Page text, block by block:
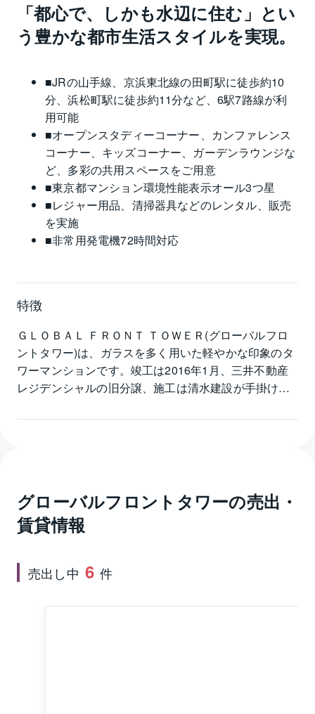
「都心で、しかも水辺に住む」とい
う豊かな都市生活スタイルを実現。
■JRの山手線、京浜東北線の田町駅に徒歩約10
分、浜松町駅に徒歩約11分など、6駅7路線が利
用可能
■オープンスタディーコーナー、カンファレンス
コーナー、キッズコーナー、ガーデンラウンジな
ど、多彩の共用スペースをご用意
■東京都マンション環境性能表示オール3つ星
■レジャー用品、清掃器具などのレンタル、販売
を実施
■非常用発電機72時間対応
特徴
ＧＬＯＢＡＬ ＦＲＯＮＴ ＴＯＷＥＲ(グローバルフロ
ントタワー)は、ガラスを多く用いた軽やかな印象のタ
ワーマンションです。竣工は2016年1月、三井不動産
レジデンシャルの旧分譲、施工は清水建設が手掛けま
し、両隣には自動車のディーラーがあります。建物内
す。ＧＬＯＢＡＬ ＦＲＯＮＴ ＴＯＷＥＲ(グローバル
フロントタワー)の分譲時の間取りは1LDK～3LDK、広
さは40㎡台前半～120㎡台前半が中心、住戸は吹き抜
なりがちな玄関前にアルコーブを設けることにより、
各戸の独立性を大切にしています。食器洗浄乾燥機、
グローバルフロントタワーの売出・
賃貸情報
売出し中 6 件